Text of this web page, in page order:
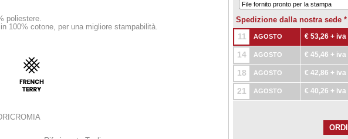
poliestere.
100% cotone, per una migliore stampabilità.
Spedizione dalla nostra sede *
11 AGOSTO € 53,26 + iva
14 AGOSTO € 45,46 + iva
18 AGOSTO € 42,86 + iva
21 AGOSTO € 40,26 + iva